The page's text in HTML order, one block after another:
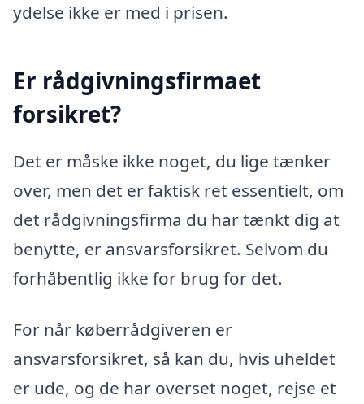
ydelse ikke er med i prisen.
Er rådgivningsfirmaet
forsikret?
Det er måske ikke noget, du lige tænker
over, men det er faktisk ret essentielt, om
det rådgivningsfirma du har tænkt dig at
benytte, er ansvarsforsikret. Selvom du
forhåbentlig ikke for brug for det.
For når køberrådgiveren er
ansvarsforsikret, så kan du, hvis uheldet
er ude, og de har overset noget, rejse et